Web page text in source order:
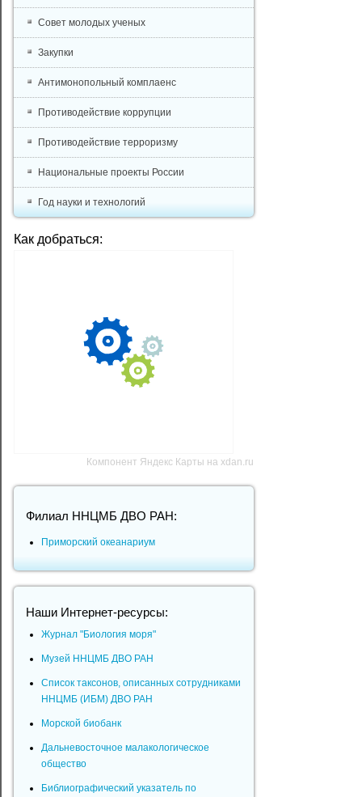
Совет молодых ученых
Закупки
Антимонопольный комплаенс
Противодействие коррупции
Противодействие терроризму
Национальные проекты России
Год науки и технологий
Как добраться:
Компонент Яндекс Карты на xdan.ru
Филиал ННЦМБ ДВО РАН:
Приморский океанариум
Наши Интернет-ресурсы:
Журнал "Биология моря"
Музей ННЦМБ ДВО РАН
Список таксонов, описанных сотрудниками
ННЦМБ (ИБМ) ДВО РАН
Морской биобанк
Дальневосточное малакологическое
общество
Библиографический указатель по